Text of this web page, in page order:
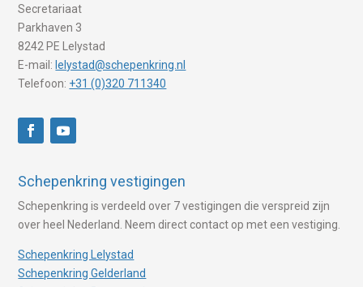
Secretariaat
Parkhaven 3
8242 PE Lelystad
E-mail: lelystad@schepenkring.nl
Telefoon: +31 (0)320 711340
Schepenkring vestigingen
Schepenkring is verdeeld over 7 vestigingen die verspreid zijn
over heel Nederland. Neem direct contact op met een vestiging.
Schepenkring Lelystad
Schepenkring Gelderland